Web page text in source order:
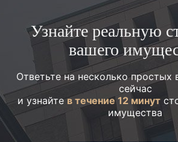
Узнайте реальную
вашего
Ответьте на несколько простых
сейчас
и узнайтев течение 12 минут
имущества